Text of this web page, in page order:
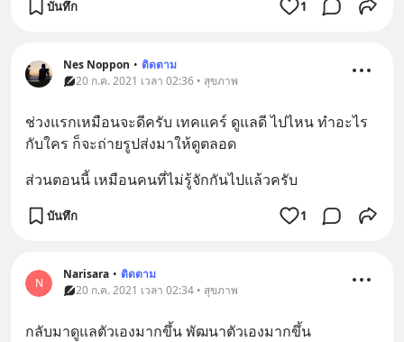
บันทึก 1
Nes Noppon • ติดตาม
20 ก.ค. 2021 เวลา 02:36 • สุขภาพ
ช่วงแรกเหมือนจะดีครับ เทคแคร์ ดูแลดี ไปไหน ทำอะไร
กับใคร ก็จะถ่ายรูปส่งมาให้ดูตลอด
ส่วนตอนนี้ เหมือนคนที่ไม่รู้จักกันไปแล้วครับ
บันทึก 1
N
Narisara • ติดตาม
20 ก.ค. 2021 เวลา 02:34 • สุขภาพ
กลับมาดูแลตัวเองมากขึ้น พัฒนาตัวเองมากขึ้น